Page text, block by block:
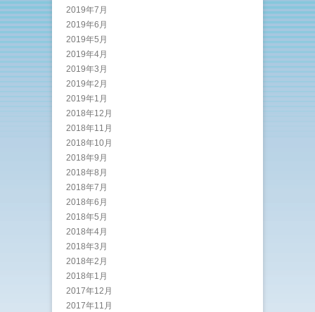
2019年7月
2019年6月
2019年5月
2019年4月
2019年3月
2019年2月
2019年1月
2018年12月
2018年11月
2018年10月
2018年9月
2018年8月
2018年7月
2018年6月
2018年5月
2018年4月
2018年3月
2018年2月
2018年1月
2017年12月
2017年11月